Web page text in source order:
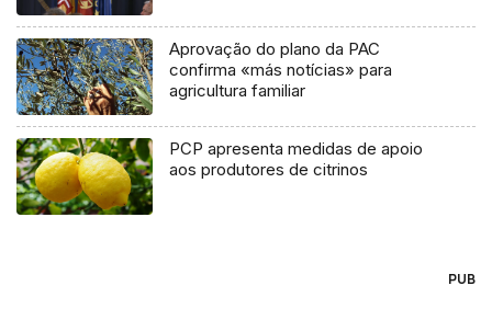
Aprovação do plano da PAC
confirma «más notícias» para
agricultura familiar
PCP apresenta medidas de apoio
aos produtores de citrinos
PUB